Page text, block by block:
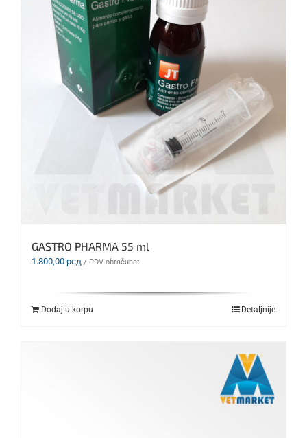
GASTRO PHARMA 55 ml
1.800,00 рсд / PDV obračunat
Dodaj u korpu Detaljnije